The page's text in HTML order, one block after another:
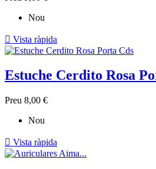
Nou
 Vista ràpida
Estuche Cerdito Rosa
Preu 8,00 €
Nou
 Vista ràpida